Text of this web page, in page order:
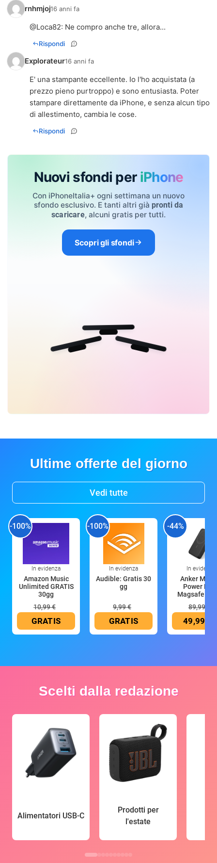
rnhmjoj16 anni fa
@Loca82: Ne compro anche tre, allora...
Rispondi
Explorateur16 anni fa
E' una stampante eccellente. Io l'ho acquistata (a
prezzo pieno purtroppo) e sono entusiasta. Poter
stampare direttamente da iPhone, e senza alcun tipo
di allestimento, cambia le cose.
Rispondi
Nuovi sfondi per iPhone
Con iPhoneItalia+ ogni settimana un nuovo
sfondo esclusivo. E tanti altri già pronti da
scaricare, alcuni gratis per tutti.
Scopri gli sfondi
Ultime offerte del giorno
Vedi tutte
-100%
In evidenza
Amazon Music
Unlimited GRATIS
30gg
10,99 €
GRATIS
-100%
In evidenza
Audible: Gratis 30
gg
9,99 €
GRATIS
-44%
In evidenza
Anker
Power
Magsafe
89,99 €
49,99 €
Scelti dalla redazione
Alimentatori USB-C
Prodotti per
l'estate